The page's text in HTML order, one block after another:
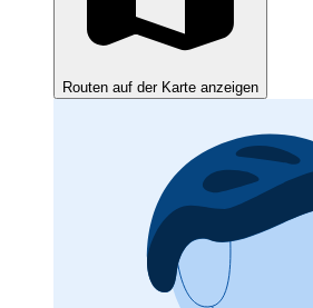
Routen auf der Karte anzeigen